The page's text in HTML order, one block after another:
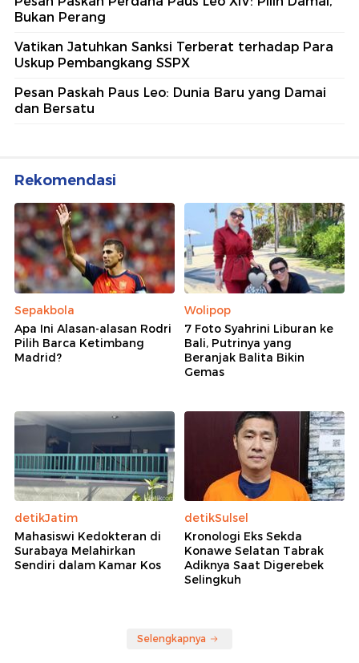
Bukan Perang
Vatikan Jatuhkan Sanksi Terberat terhadap Para
Uskup Pembangkang SSPX
Pesan Paskah Paus Leo: Dunia Baru yang Damai
dan Bersatu
Rekomendasi
Sepakbola
Apa Ini Alasan-alasan Rodri
Pilih Barca Ketimbang
Madrid?
Wolipop
7 Foto Syahrini Liburan ke
Bali, Putrinya yang
Beranjak Balita Bikin
Gemas
detikJatim
Mahasiswi Kedokteran di
Surabaya Melahirkan
Sendiri dalam Kamar Kos
detikSulsel
Kronologi Eks Sekda
Konawe Selatan Tabrak
Adiknya Saat Digerebek
Selingkuh
Selengkapnya